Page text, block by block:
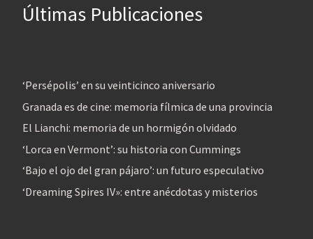
Últimas Publicaciones
‘Persépolis’ en su veinticinco aniversario
Granada es de cine: memoria fílmica de una provincia
El Lianchi: memoria de un hormigón olvidado
‘Lorca en Vermont’: su historia con Cummings
‘Bajo el ojo del gran pájaro’: un futuro especulativo
‘Dreaming Spires IV»: entre anécdotas y misterios